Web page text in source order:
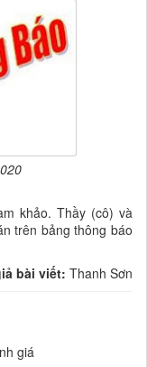
khảo. Thầy (cô) và
trên bảng thông báo
bài viết: Thanh Sơn
giá